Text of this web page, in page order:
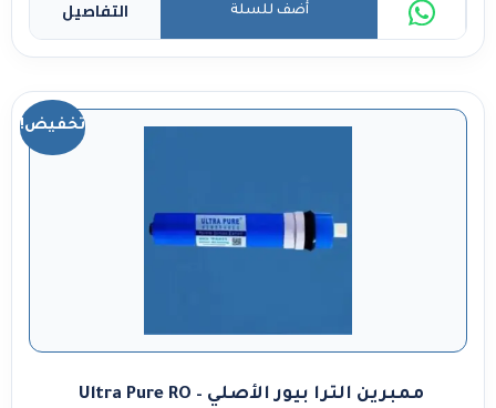
التفاصيل أضف للسلة
تخفيض!
ممبرين الترا بيور الأصلي – Ultra Pure RO